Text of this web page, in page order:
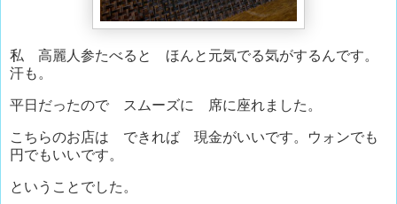
私 高麗人参たべると ほんと元気でる気がするんです。
汗も。
平日だったので スムーズに 席に座れました。
こちらのお店は できれば 現金がいいです。ウォンでも
円でもいいです。
ということでした。